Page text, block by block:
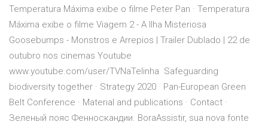
Temperatura Máxima exibe o filme Peter Pan · Temperatura
Máxima exibe o filme Viagem 2 - A Ilha Misteriosa
Goosebumps - Monstros e Arrepios | Trailer Dublado | 22 de
outubro nos cinemas Youtube
www.youtube.com/user/TVNaTelinha Safeguarding
biodiversity together · Strategy 2020 · Pan-European Green
Belt Conference · Material and publications · Contact ·
Зеленый пояс Фенноскандии. BoraAssistir, sua nova fonte